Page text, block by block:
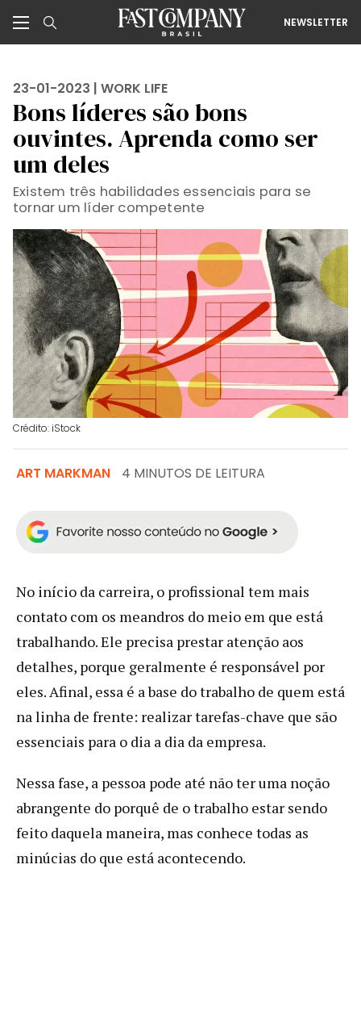
NEWSLETTER
23-01-2023 | WORK LIFE
Bons líderes são bons
ouvintes. Aprenda como ser
um deles
Existem três habilidades essenciais para se
tornar um líder competente
Crédito: iStock
ART MARKMAN 4 MINUTOS DE LEITURA
No início da carreira, o profissional tem mais
contato com os meandros do meio em que está
trabalhando. Ele precisa prestar atenção aos
detalhes, porque geralmente é responsável por
eles. Afinal, essa é a base do trabalho de quem está
na linha de frente: realizar tarefas-chave que são
essenciais para o dia a dia da empresa.
Nessa fase, a pessoa pode até não ter uma noção
abrangente do porquê de o trabalho estar sendo
feito daquela maneira, mas conhece todas as
minúcias do que está acontecendo.